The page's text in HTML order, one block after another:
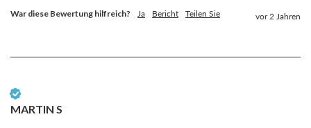
War diese Bewertung hilfreich? Ja Bericht Teilen Sie vor 2 Jahren
MARTIN S